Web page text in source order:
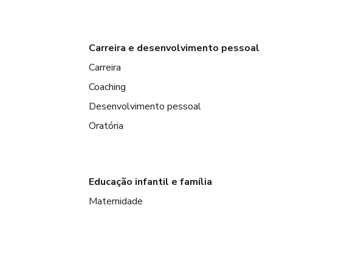
Carreira e desenvolvimento pessoal
Carreira
Coaching
Desenvolvimento pessoal
Oratória
Educação infantil e família
Maternidade